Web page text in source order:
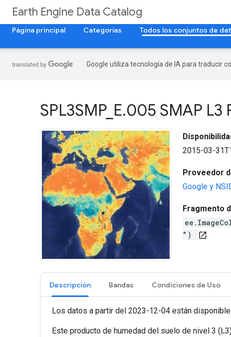
Earth Engine Data Catalog
Página principal
Categorías Todos los conjuntos de
Google utiliza tecnología de IA para traducir
SPL3SMP_ E.005 SMAP L3
2015-03-
Proveedor
Google y
Fragmento
")
open_in_new
Descripción Bandas Condiciones de Uso
Los datos a partir del 2023-12-04 están
Este producto de humedad del suelo de nivel 3